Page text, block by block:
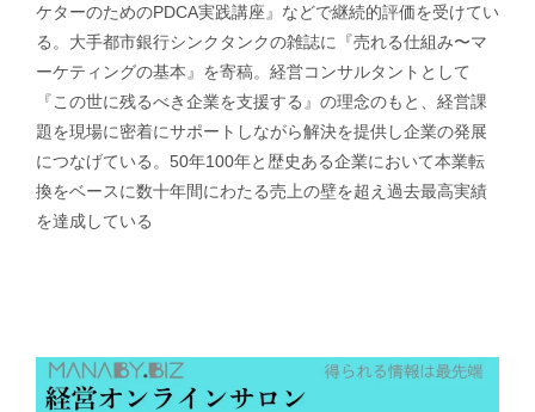
ケターのためのPDCA実践講座』などで継続的評価を受けてい
る。大手都市銀行シンクタンクの雑誌に『売れる仕組み〜マ
ーケティングの基本』を寄稿。経営コンサルタントとして
『この世に残るべき企業を支援する』の理念のもと、経営課
題を現場に密着にサポートしながら解決を提供し企業の発展
につなげている。50年100年と歴史ある企業において本業転
換をベースに数十年間にわたる売上の壁を超え過去最高実績
を達成している